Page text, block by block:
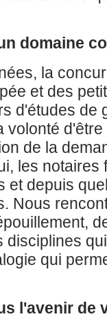
domaine
la
et des
d'études de
volonté
de la
les notaires
et depuis
Nous
disciplines
qui
l'avenir de